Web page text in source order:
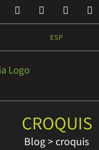
FacebookTwitter LinkedInYouTube
ESP
CROQUIS
Blog>croquis